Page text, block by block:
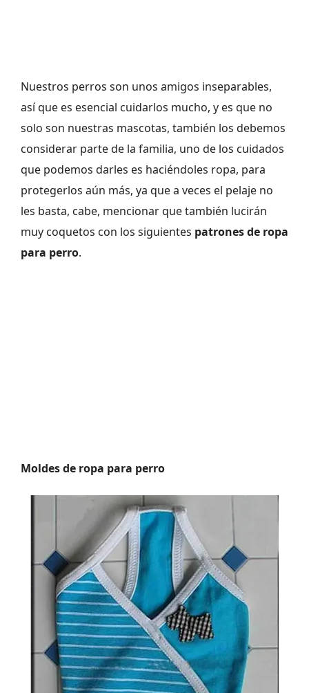
Nuestros perros son unos amigos inseparables,
así que es esencial cuidarlos mucho, y es que no
solo son nuestras mascotas, también los debemos
considerar parte de la familia, uno de los cuidados
que podemos darles es haciéndoles ropa, para
protegerlos aún más, ya que a veces el pelaje no
les basta, cabe, mencionar que también lucirán
muy coquetos con los siguientes patrones de ropa
para perro.
Moldes de ropa para perro